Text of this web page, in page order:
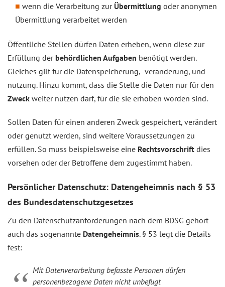
wenn die Verarbeitung zur Übermittlung oder anonymen
Übermittlung verarbeitet werden
Öffentliche Stellen dürfen Daten erheben, wenn diese zur
Erfüllung der behördlichen Aufgaben benötigt werden.
Gleiches gilt für die Datenspeicherung, -veränderung, und -
nutzung. Hinzu kommt, dass die Stelle die Daten nur für den
Zweck weiter nutzen darf, für die sie erhoben worden sind.
Sollen Daten für einen anderen Zweck gespeichert, verändert
oder genutzt werden, sind weitere Voraussetzungen zu
erfüllen. So muss beispielsweise eine Rechtsvorschrift dies
vorsehen oder der Betroffene dem zugestimmt haben.
Persönlicher Datenschutz: Datengeheimnis nach § 53
des Bundesdatenschutzgesetzes
Zu den Datenschutzanforderungen nach dem BDSG gehört
auch das sogenannte Datengeheimnis. § 53 legt die Details
fest:
Mit Datenverarbeitung befasste Personen dürfen
personenbezogene Daten nicht unbefugt